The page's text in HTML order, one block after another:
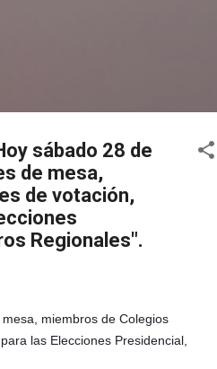
sábado 28 de
de mesa,
de votación,
Regionales".
miembros de Colegios
las Elecciones Presidencial,